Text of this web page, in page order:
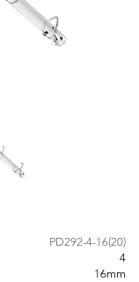
PD292-4-16(20)
4
16mm